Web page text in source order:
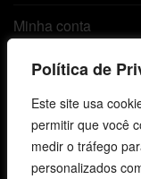
Política de
Este site usa
permitir que você
medir o tráfego
personalizados
Minha conta
Carrinho
Lista de Desejos
Termos e